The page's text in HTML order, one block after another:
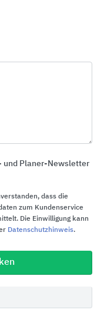
und Planer-Newsletter
dass die
zum Kundenservice
Die Einwilligung kann
Datenschutzhinweis.